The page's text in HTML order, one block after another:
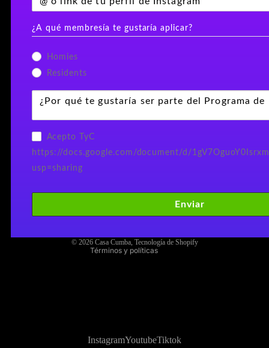
¿A qué membresía te gustaría aplicar?
Homies
Residents
Acepto TyC
https://docs.google.com/document/d/
usp=sharing
Enviar
© 2026 Casa Cumba, Tecnología de Shopify
Términos y políticas
Política de reembolso
InstagramYoutubeTiktok